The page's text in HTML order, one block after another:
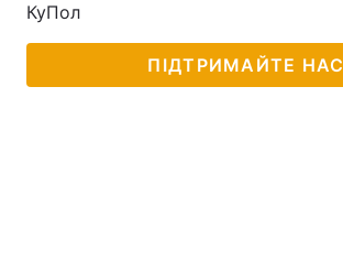
КуПол
ПІДТРИМАЙТЕ НАС